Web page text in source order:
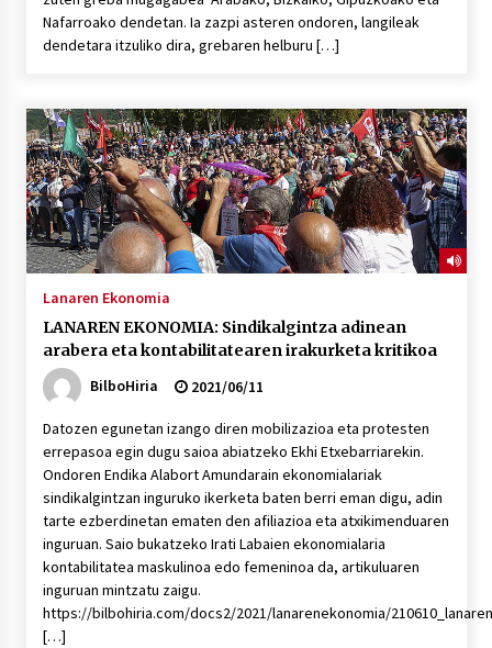
Nafarroako dendetan. Ia zazpi asteren ondoren, langileak
dendetara itzuliko dira, grebaren helburu […]
Lanaren Ekonomia
LANAREN EKONOMIA: Sindikalgintza adinean
arabera eta kontabilitatearen irakurketa kritikoa
BilboHiria
2021/06/11
Datozen egunetan izango diren mobilizazioa eta protesten
errepasoa egin dugu saioa abiatzeko Ekhi Etxebarriarekin.
Ondoren Endika Alabort Amundarain ekonomialariak
sindikalgintzan inguruko ikerketa baten berri eman digu, adin
tarte ezberdinetan ematen den afiliazioa eta atxikimenduaren
inguruan. Saio bukatzeko Irati Labaien ekonomialaria
kontabilitatea maskulinoa edo femeninoa da, artikuluaren
inguruan mintzatu zaigu.
https://bilbohiria.com/docs2/2021/lanarenekonomia/
[…]